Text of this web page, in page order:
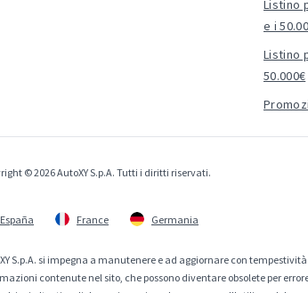
Listino
e i
Listino
50.000€
© 2026 AutoXY S.p.A. Tutti i diritti riservati.
España France Germania
S.p.A. si impegna a manutenere e ad aggiornare con
contenute nel sito, che possono diventare obsolete per